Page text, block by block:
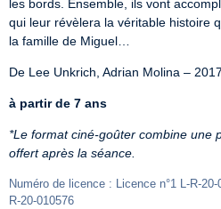
les bords. Ensemble, ils vont
qui leur révèlera la véritable histoire
la famille de Miguel…
De Lee Unkrich, Adrian Molina –
à partir de 7 ans
*Le format ciné-goûter combine une
offert après la séance.
Numéro de licence : Licence n°1 L-R-
R-20-010576